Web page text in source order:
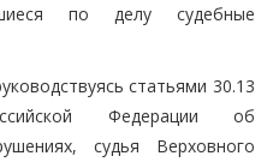
по делу судебные
статьями 30.13
Федерации об
судья Верховного